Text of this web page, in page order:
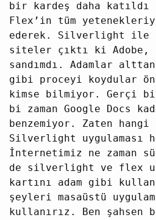
bir kardeş daha katıldı
Flex’in tüm
ederek. Silverlight ile o
siteler çıktı ki Adobe,
sandımdı. Adamlar
gibi proceyi koydular
kimse bilmiyor. Gerçi
bi zaman Google Docs
benzemiyor. Zaten hangi
Silverlight uygulaması
İnternetimiz ne zaman
de silverlight ve flex
kartını adam gibi
şeyleri masaüstü
kullanırız. Ben şahsen